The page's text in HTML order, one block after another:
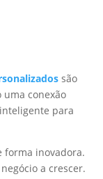
são
conexão
para
forma inovadora.
a crescer.